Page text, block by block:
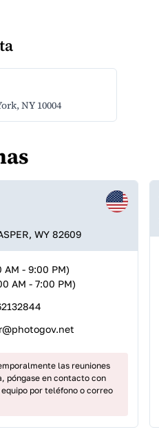
NY 10004
WY 82609
AM - 9:00 PM)
AM - 7:00 PM)
las reuniones
póngase en contacto con
por teléfono o correo